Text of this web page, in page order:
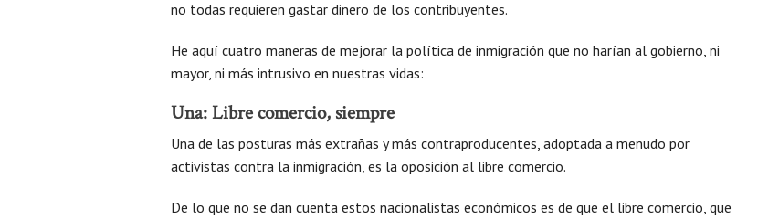
no todas requieren gastar dinero de los contribuyentes.
He aquí cuatro maneras de mejorar la política de inmigración que no harían al gobierno, ni
mayor, ni más intrusivo en nuestras vidas:
Una: Libre comercio, siempre
Una de las posturas más extrañas y más contraproducentes, adoptada a menudo por
activistas contra la inmigración, es la oposición al libre comercio.
De lo que no se dan cuenta estos nacionalistas económicos es de que el libre comercio, que